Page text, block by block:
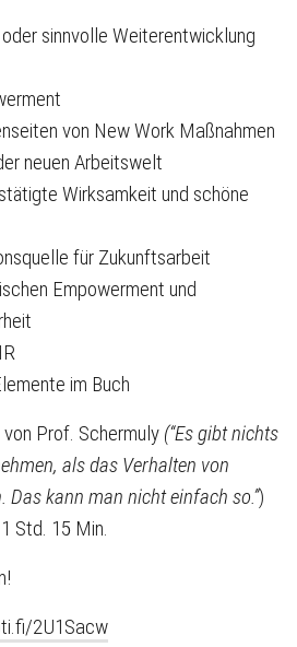
sinnvolle Weiterentwicklung
von New Work Maßnahmen
neuen Arbeitswelt
Wirksamkeit und schöne
für Zukunftsarbeit
Empowerment und
im Buch
Prof. Schermuly (“Es gibt nichts
als das Verhalten von
Das kann man nicht einfach so.”)
Std. 15 Min.
2U1Sacw